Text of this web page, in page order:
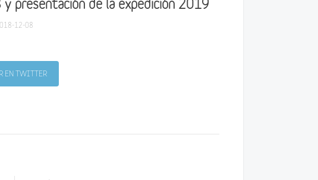
presentación de la expedición 2019
12-08
EN TWITTER